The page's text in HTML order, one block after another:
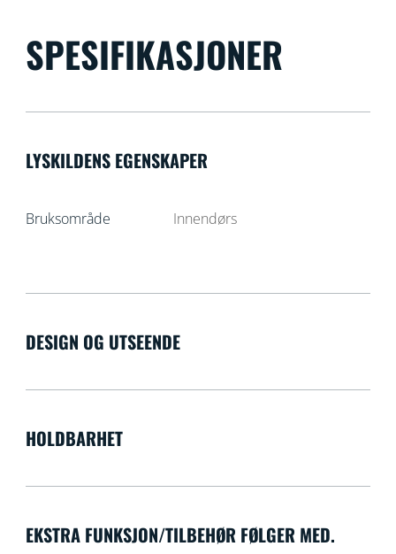
SPESIFIKASJONER
LYSKILDENS EGENSKAPER
Bruksområde Innendørs
DESIGN OG UTSEENDE
HOLDBARHET
EKSTRA FUNKSJON/TILBEHØR FØLGER MED.